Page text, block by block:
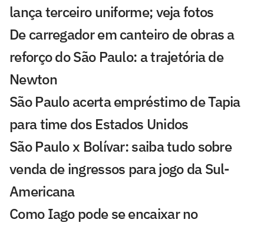
lança terceiro uniforme; veja fotos
De carregador em canteiro de obras a
reforço do São Paulo: a trajetória de
Newton
São Paulo acerta empréstimo de Tapia
para time dos Estados Unidos
São Paulo x Bolívar: saiba tudo sobre
venda de ingressos para jogo da Sul-
Americana
Como Iago pode se encaixar no